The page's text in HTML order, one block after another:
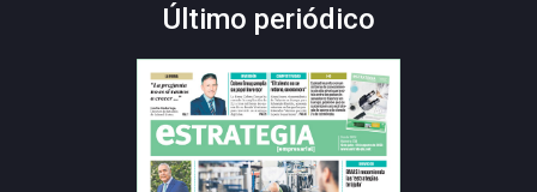
Último periódico